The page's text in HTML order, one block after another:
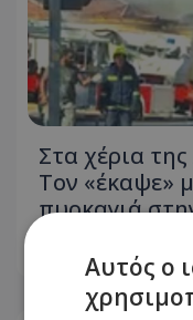
Στα χέρια
Τον «έκαψε»
πυρκαγιά
06.08.2026 - 18:09
Αυτός ο